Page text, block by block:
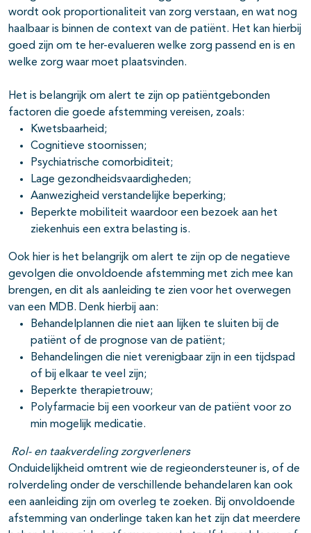
wordt ook proportionaliteit van zorg verstaan, en wat nog
haalbaar is binnen de context van de patiënt. Het kan hierbij
goed zijn om te her-evalueren welke zorg passend en is en
welke zorg waar moet plaatsvinden.
Het is belangrijk om alert te zijn op patiëntgebonden
factoren die goede afstemming vereisen, zoals:
Kwetsbaarheid;
Cognitieve stoornissen;
Psychiatrische comorbiditeit;
Lage gezondheidsvaardigheden;
Aanwezigheid verstandelijke beperking;
Beperkte mobiliteit waardoor een bezoek aan het
ziekenhuis een extra belasting is.
Ook hier is het belangrijk om alert te zijn op de negatieve
gevolgen die onvoldoende afstemming met zich mee kan
brengen, en dit als aanleiding te zien voor het overwegen
van een MDB. Denk hierbij aan:
Behandelplannen die niet aan lijken te sluiten bij de
patiënt of de prognose van de patiënt;
Behandelingen die niet verenigbaar zijn in een tijdspad
of bij elkaar te veel zijn;
Beperkte therapietrouw;
Polyfarmacie bij een voorkeur van de patiënt voor zo
min mogelijk medicatie.
Rol- en taakverdeling zorgverleners
Onduidelijkheid omtrent wie de regieondersteuner is, of de
rolverdeling onder de verschillende behandelaren kan ook
een aanleiding zijn om overleg te zoeken. Bij onvoldoende
afstemming van onderlinge taken kan het zijn dat meerdere